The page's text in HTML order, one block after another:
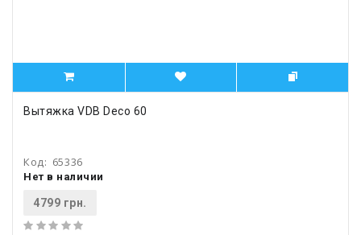
Вытяжка VDB Deco 60
Код: 65336
Нет в наличии
4799 грн.